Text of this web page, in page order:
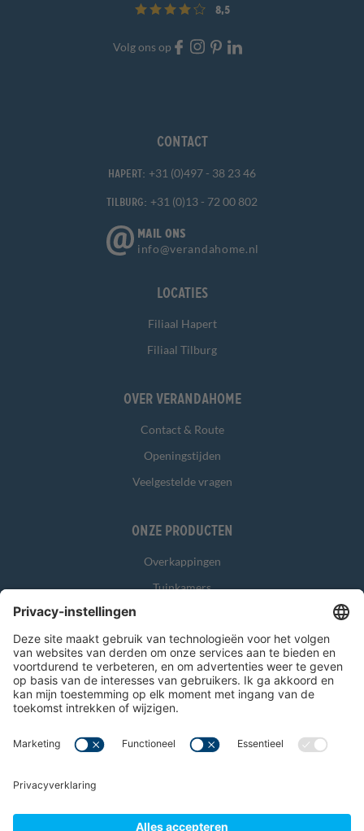
8,5
Volg ons op
Contact
Hapert: +31 (0)497 - 38 23 46
Tilburg: +31 (0)13 - 72 00 802
MAIL ONS
info@verandahome.nl
Locaties
Filiaal Hapert
Filiaal Tilburg
Over Verandahome
Contact & Route
Openingstijden
Veelgestelde vragen
Onze producten
Overkappingen
Tuinkamers
Zonwering
Overig
Algemene voorwaarden Garantievoorwaarden
Disclaimer